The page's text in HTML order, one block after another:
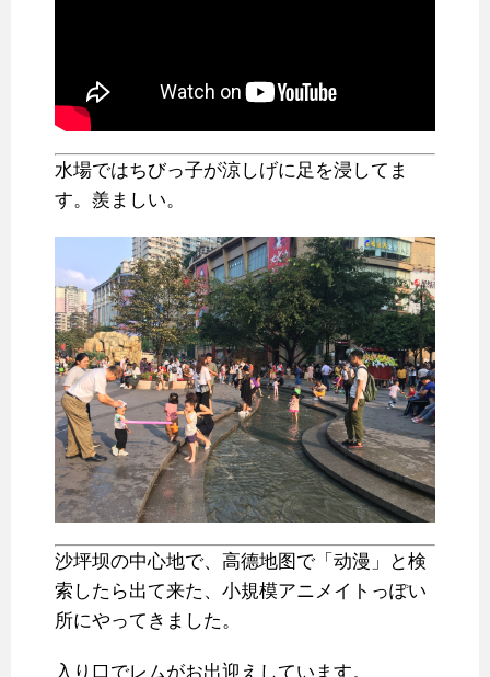
水場ではちびっ子が涼しげに足を浸してま
す。羨ましい。
沙坪坝の中心地で、高德地图で「动漫」と検
索したら出て来た、小規模アニメイトっぽい
所にやってきました。
入り口でレムがお出迎えしています。